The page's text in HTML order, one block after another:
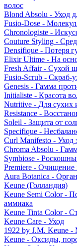
волос
Blond Absolu - Уход
Fusio-Dose -
Chronologiste -
Couture Styling -
Densifique - Потеря
Elixir Ultime - На
Fresh Affair - Сухой
Fusio-Scrub - Скраб-
Genesis - Гамма
Initialiste - Красота
Nutritive - Для сухих
Resistance -
Soleil - Защита от
Specifique -
Curl Manifesto -
Chroma Absolu -
Symbiose -
Premiere - Очищение
Aura Botanica -
Keune (Голландия)
Keune Semi Color -
аммиака
Keune Tinta Color -
Keune Care - Уход
1922 by J.M. Keune
Keune - Оксиды,